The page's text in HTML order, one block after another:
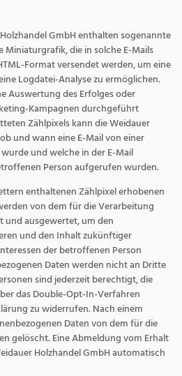
GmbH enthalten sogenannte
Miniaturgrafik, die in solche E-Mails
Format versendet werden, um eine
Logdatei-Analyse zu ermöglichen.
Auswertung des Erfolges oder
Kampagnen durchgeführt
Zählpixels kann die Weidauer
und wann eine E-Mail von einer
und welche in der E-Mail
Person aufgerufen wurden.
enthaltenen Zählpixel erhobenen
von dem für die Verarbeitung
ausgewertet, um den
und den Inhalt zukünftiger
der betroffenen Person
Daten werden nicht an Dritte
sind jederzeit berechtigt, die
das Double-Opt-In-Verfahren
zu widerrufen. Nach einem
Daten von dem für die
gelöscht. Eine Abmeldung vom Erhalt
Holzhandel GmbH automatisch